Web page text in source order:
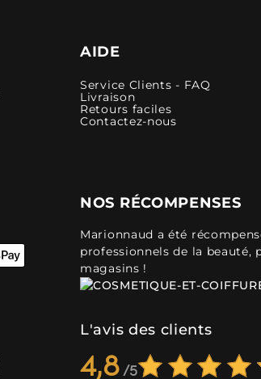
AIDE
Service Clients - FAQ
Livraison
Retours faciles
Contactez-nous
NOS RÉCOMPENSES
Marionnaud a été
professionnels de la beauté,
magasins !
L'avis des clients
4,8